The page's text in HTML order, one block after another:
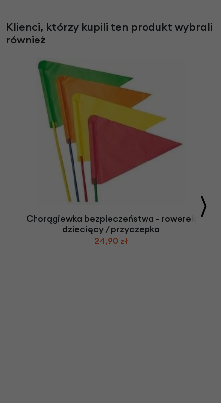
Klienci, którzy kupili ten produkt wybrali
również
Chorągiewka bezpieczeństwa - rowerek
dziecięcy / przyczepka
24,90 zł